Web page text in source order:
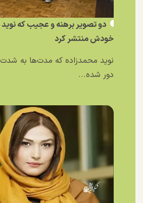
دو تصویر برهنه و عجیب که نوید
خودش منتشر کرد
نوید محمدزاده که مدت‌ها به
دور شده...